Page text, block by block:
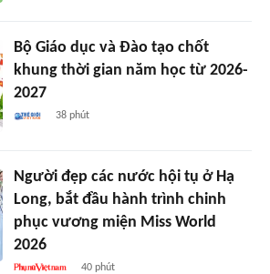
Bộ Giáo dục và Đào tạo chốt
khung thời gian năm học từ 2026-
2027
38 phút
Người đẹp các nước hội tụ ở Hạ
Long, bắt đầu hành trình chinh
phục vương miện Miss World
2026
40 phút